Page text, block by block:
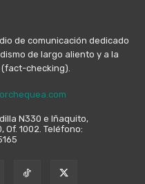
de comunicación dedicado
de largo aliento y a la
checking).
N330 e Iñaquito,
Of. 1002. Teléfono: